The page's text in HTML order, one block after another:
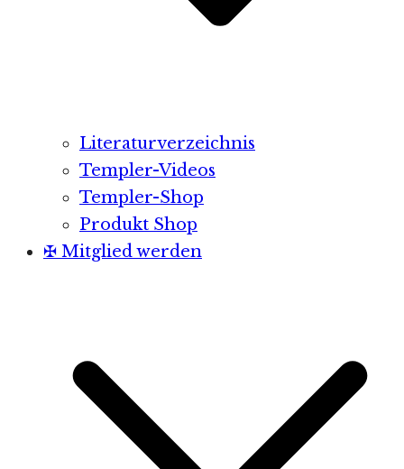
Literaturverzeichnis
Templer-Videos
Templer-Shop
Produkt Shop
✠ Mitglied werden